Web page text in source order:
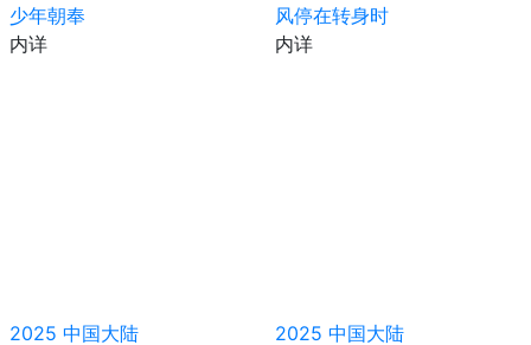
少年朝奉
内详
风停在转身时
内详
2025 中国大陆
2025 中国大陆